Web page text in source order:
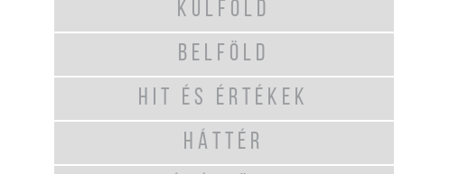
KÜLFÖLD
BELFÖLD
HIT ÉS ÉRTÉKEK
HÁTTÉR